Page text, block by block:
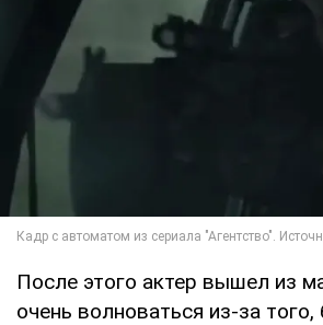
После этого актер вышел из
очень волноваться из-за того,